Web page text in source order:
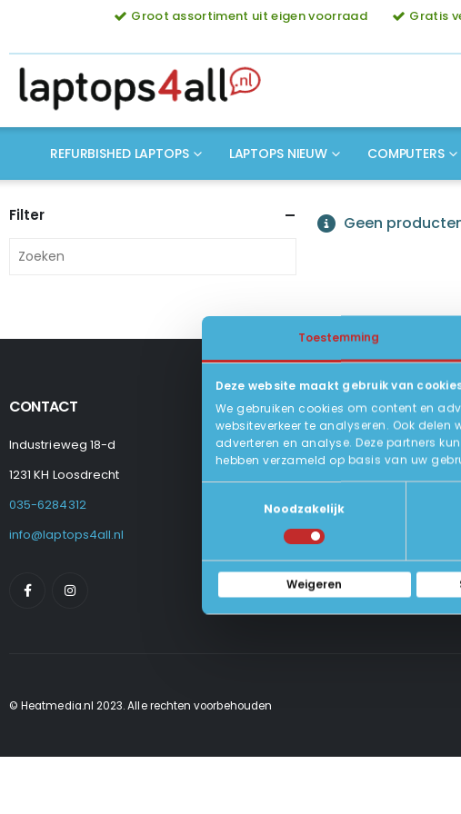
Toestemming
Deze website maakt gebruik van
We gebruiken cookies om content en
websiteverkeer te analyseren. Ook
adverteren en analyse. Deze partners
hebben verzameld op basis van uw
Noodzakelijk
Weigeren
Groot assortiment uit eigen voorraad Gratis
REFURBISHED LAPTOPS LAPTOPS NIEUW COMPUTERS
Geen
Filter
CONTACT
Industrieweg 18-d
1231 KH Loosdrecht
035-6284312
info@laptops4all.nl
KLANTENSERVICE
Levering
Betalen En Bestellen
Retourneren
Veel Gestelde Vragen
Algemene Voorwaarden
Privacy Beleid
© Heatmedia.nl 2023. Alle rechten voorbehouden